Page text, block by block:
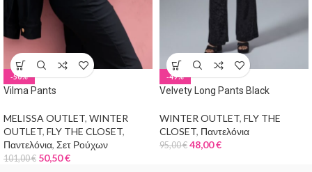
-50%
Vilma Pants
MELISSA OUTLET, WINTER
OUTLET, FLY THE CLOSET,
Παντελόνια, Σετ Ρούχων
101,00€ 50,50€
-49%
Velvety Long Pants Black
WINTER OUTLET, FLY THE
CLOSET, Παντελόνια
95,00€ 48,00€